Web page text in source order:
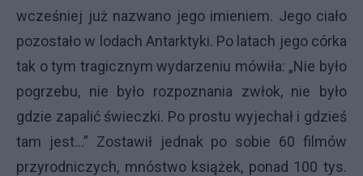
wcześniej już nazwano jego imieniem. Jego ciało
pozostało w lodach Antarktyki. Po latach jego córka
tak o tym tragicznym wydarzeniu mówiła: „Nie było
pogrzebu, nie było rozpoznania zwłok, nie było
gdzie zapalić świeczki. Po prostu wyjechał i gdzieś
tam jest…” Zostawił jednak po sobie 60 filmów
przyrodniczych, mnóstwo książek, ponad 100 tys.